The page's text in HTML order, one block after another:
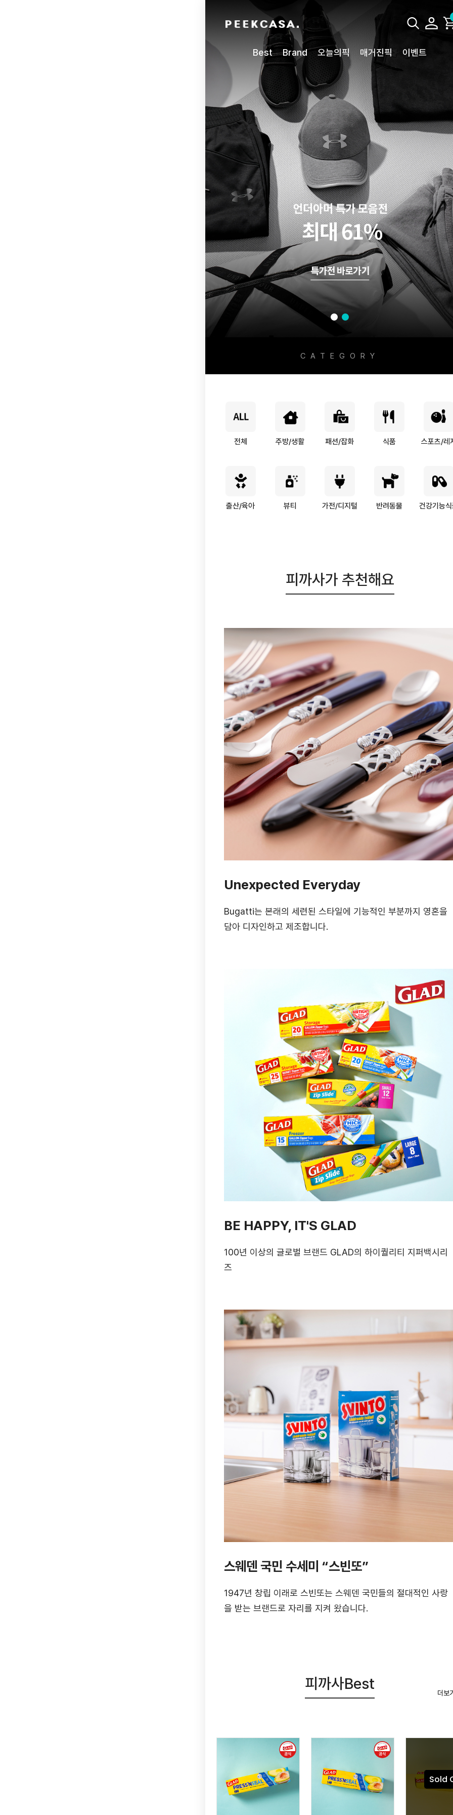
Best Brand 오늘의픽 매거진픽 이벤트
CATEGORY
전체 주방/생활 패션/잡화 식품 스포츠/레
출산/육아 뷰티 가전/디지털 반려동물 건강기능
피까사가 추천해요
Unexpected Everyday
Bugatti는 본래의 세련된 스타일에 기능적인 부분까지 영혼을
담아 디자인하고 제조합니다.
BE HAPPY, IT'S GLAD
100년 이상의 글로벌 브랜드 GLAD의 하이퀄리티 지퍼백시리
즈
스웨덴 국민 수세미 “스빈또”
1947년 창립 이래로 스빈또는 스웨덴 국민들의 절대적인 사랑
을 받는 브랜드로 자리를 지켜 왔습니다.
피까사Best
더보
Sold